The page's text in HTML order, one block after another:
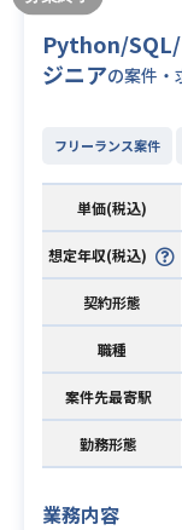
Python/SQL/
ジニアの案件・
フリーランス案件
単価(税込)
想定年収(税込)
契約形態
職種
案件先最寄駅
勤務形態
業務内容